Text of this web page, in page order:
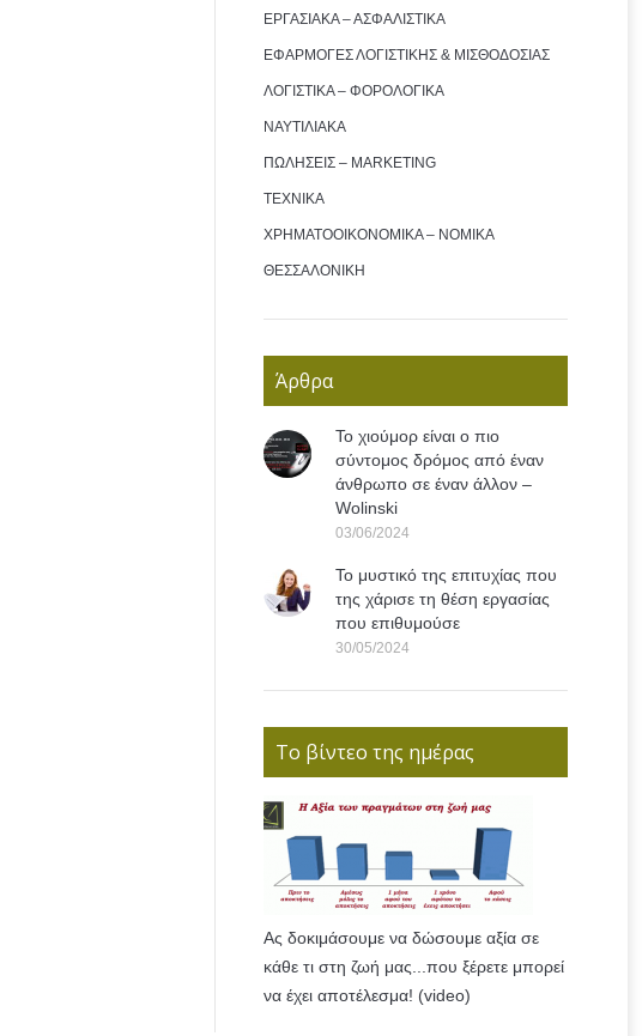
ΕΡΓΑΣΙΑΚΑ – ΑΣΦΑΛΙΣΤΙΚΑ
ΕΦΑΡΜΟΓΕΣ ΛΟΓΙΣΤΙΚΗΣ & ΜΙΣΘΟΔΟΣΙΑΣ
ΛΟΓΙΣΤΙΚΑ – ΦΟΡΟΛΟΓΙΚΑ
ΝΑΥΤΙΛΙΑΚΑ
ΠΩΛΗΣΕΙΣ – MARKETING
ΤΕΧΝΙΚΑ
ΧΡΗΜΑΤΟΟΙΚΟΝΟΜΙΚΑ – ΝΟΜΙΚΑ
ΘΕΣΣΑΛΟΝΙΚΗ
Άρθρα
Το χιούμορ είναι ο πιο
σύντομος δρόμος από έναν
άνθρωπο σε έναν άλλον –
Wolinski
03/06/2024
Το μυστικό της επιτυχίας που
της χάρισε τη θέση εργασίας
που επιθυμούσε
30/05/2024
Το βίντεο της ημέρας
Ας δοκιμάσουμε να δώσουμε αξία σε
κάθε τι στη ζωή μας...που ξέρετε μπορεί
να έχει αποτέλεσμα! (video)